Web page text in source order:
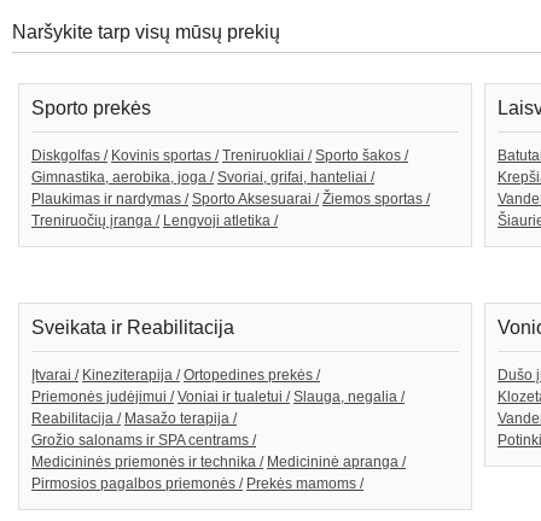
Naršykite tarp visų mūsų prekių
Sporto prekės
Diskgolfas / Kovinis sportas / Treniruokliai / Sporto šakos /
Gimnastika, aerobika, joga / Svoriai, grifai, hanteliai /
Plaukimas ir nardymas / Sporto Aksesuarai / Žiemos sportas /
Treniruočių įranga / Lengvoji atletika /
Sveikata ir Reabilitacija
Įtvarai / Kineziterapija / Ortopedines prekės /
Priemonės judėjimui / Voniai ir tualetui / Slauga, negalia /
Reabilitacija / Masažo terapija /
Grožio salonams ir SPA centrams /
Medicininės priemonės ir technika / Medicininė apranga /
Pirmosios pagalbos priemonės / Prekės mamoms /
Dušo